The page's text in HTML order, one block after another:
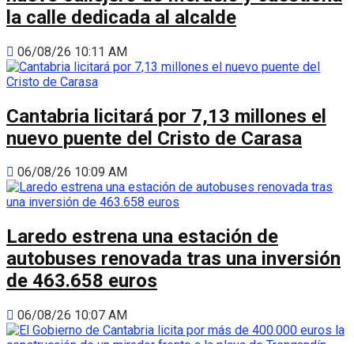
la calle dedicada al alcalde
06/08/26 10:11 AM
Cantabria licitará por 7,13 millones el
nuevo puente del Cristo de Carasa
06/08/26 10:09 AM
Laredo estrena una estación de
autobuses renovada tras una inversión
de 463.658 euros
06/08/26 10:07 AM